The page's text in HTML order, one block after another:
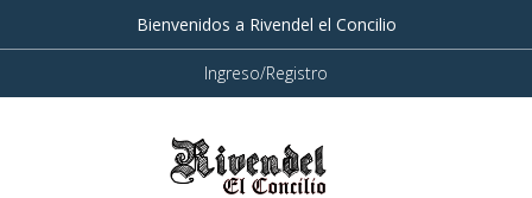
Bienvenidos a Rivendel el Concilio
Ingreso/Registro